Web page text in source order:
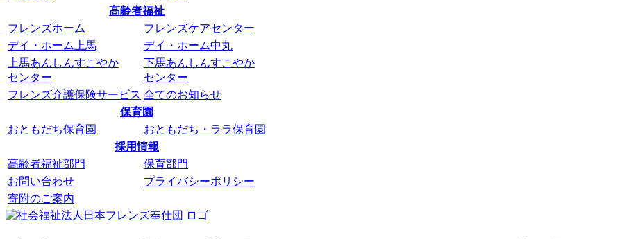
高齢者福祉
フレンズホーム
フレンズケアセンター
デイ・ホーム上馬
デイ・ホーム中丸
上馬あんしんすこやか
センター
下馬あんしんすこやか
センター
フレンズ介護保険サービス 全てのお知らせ
保育園
おともだち保育園
おともだち・ララ保育園
採用情報
高齢者福祉部門
保育部門
お問い合わせ
プライバシーポリシー
寄附のご案内